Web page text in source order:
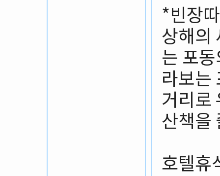
*빈장
상해의
는 포
라보는
거리로
산책을
호텔휴